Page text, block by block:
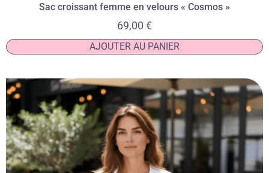
Sac croissant femme en velours « Cosmos »
69,00 €
AJOUTER AU PANIER